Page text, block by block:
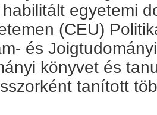
egyetemi
(CEU)
és
könyvet és
tanított